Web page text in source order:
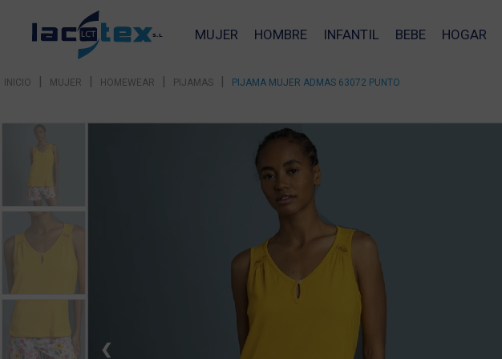
MUJER HOMBRE INFANTIL BEBE HOGAR
INICIO | MUJER | HOMEWEAR | PIJAMAS | PIJAMA MUJER ADMAS 63072 PUNTO
❮